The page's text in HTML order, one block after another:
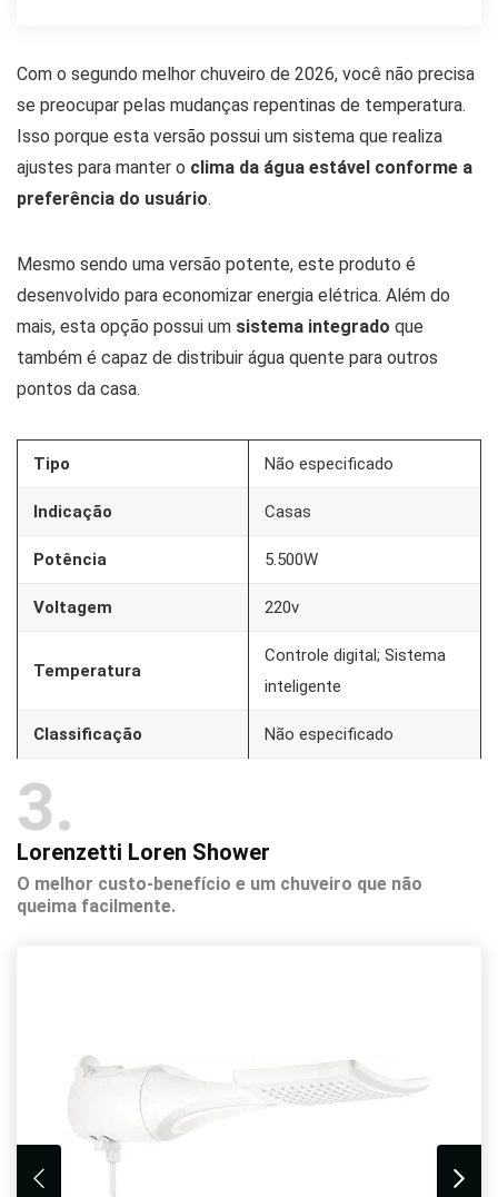
Com o segundo melhor chuveiro de 2026, você não precisa
se preocupar pelas mudanças repentinas de temperatura.
Isso porque esta versão possui um sistema que realiza
ajustes para manter o clima da água estável conforme a
preferência do usuário.
Mesmo sendo uma versão potente, este produto é
desenvolvido para economizar energia elétrica. Além do
mais, esta opção possui um sistema integrado que
também é capaz de distribuir água quente para outros
pontos da casa.
Tipo Não especificado
Indicação Casas
Potência 5.500W
Voltagem 220v
Temperatura
Controle digital; Sistema
inteligente
Classificação Não especificado
3
Lorenzetti Loren Shower
O melhor custo-benefício e um chuveiro que não
queima facilmente.